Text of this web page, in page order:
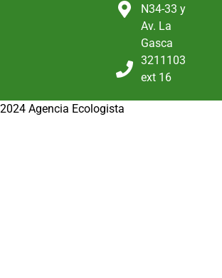
N34-33 y
Av. La
Gasca
3211103
ext 16
2024 Agencia Ecologista